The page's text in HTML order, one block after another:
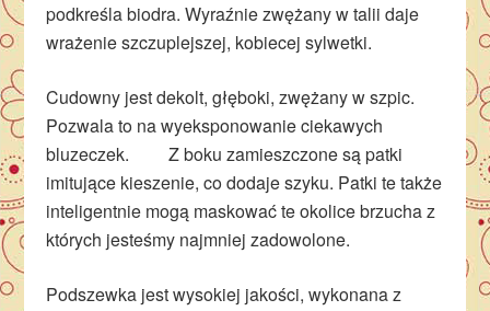
podkreśla biodra. Wyraźnie zwężany w talii daje
wrażenie szczuplejszej, kobiecej sylwetki.
Cudowny jest dekolt, głęboki, zwężany w szpic.
Pozwala to na wyeksponowanie ciekawych
bluzeczek. Z boku zamieszczone są patki
imitujące kieszenie, co dodaje szyku. Patki te także
inteligentnie mogą maskować te okolice brzucha z
których jesteśmy najmniej zadowolone.
Podszewka jest wysokiej jakości, wykonana z